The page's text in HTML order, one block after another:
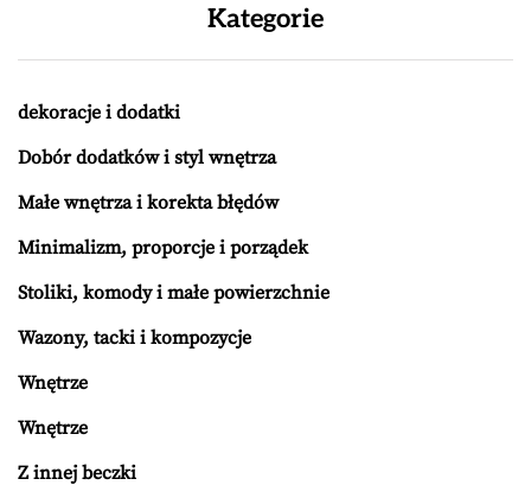
Kategorie
dekoracje i dodatki
Dobór dodatków i styl wnętrza
Małe wnętrza i korekta błędów
Minimalizm, proporcje i porządek
Stoliki, komody i małe powierzchnie
Wazony, tacki i kompozycje
Wnętrze
Wnętrze
Z innej beczki